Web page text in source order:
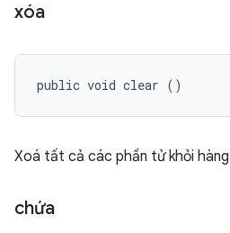
xóa
public void clear ()
Xoá tất cả các phần tử khỏi hàng
chứa